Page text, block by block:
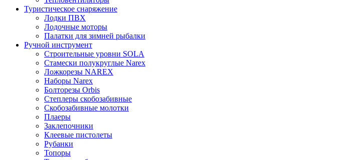
Туристическое снаряжение
Лодки ПВХ
Лодочные моторы
Палатки для зимней рыбалки
Ручной инструмент
Строительные уровни SOLA
Стамески полукруглые Narex
Ложкорезы NAREX
Наборы Narex
Болторезы Orbis
Степлеры скобозабивные
Скобозабивные молотки
Плаеры
Заклепочники
Клеевые пистолеты
Рубанки
Топоры